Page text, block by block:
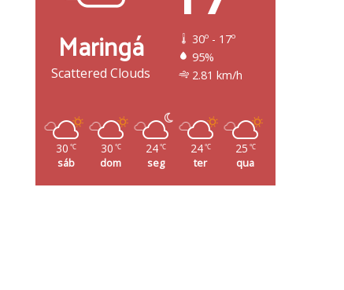
Maringá
Scattered Clouds
30º - 17º
95%
2.81 km/h
30 ℃
sáb
30 ℃
dom
24 ℃
seg
24 ℃
ter
25 ℃
qua